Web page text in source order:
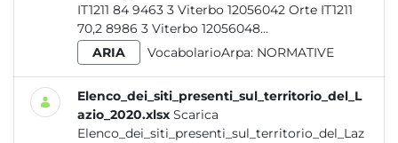
IT1211 84 9463 3 Viterbo 12056042 Orte IT1211
70,2 8986 3 Viterbo 12056048...
ARIA
VocabolarioArpa: NORMATIVE
Elenco_dei_siti_presenti_sul_territorio_del_L
azio_2020.xlsx Scarica
Elenco_dei_siti_presenti_sul_territorio_del_Laz